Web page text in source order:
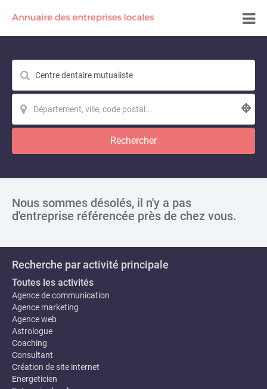
Rechercher
Nous sommes désolés, il n'y a pas
d'entreprise référencée près de chez vous.
Recherche par activité principale
Toutes les activités
Agence de communication
Agence marketing
Agence web
Astrologue
Coaching
Consultant
Création de site internet
Energeticien